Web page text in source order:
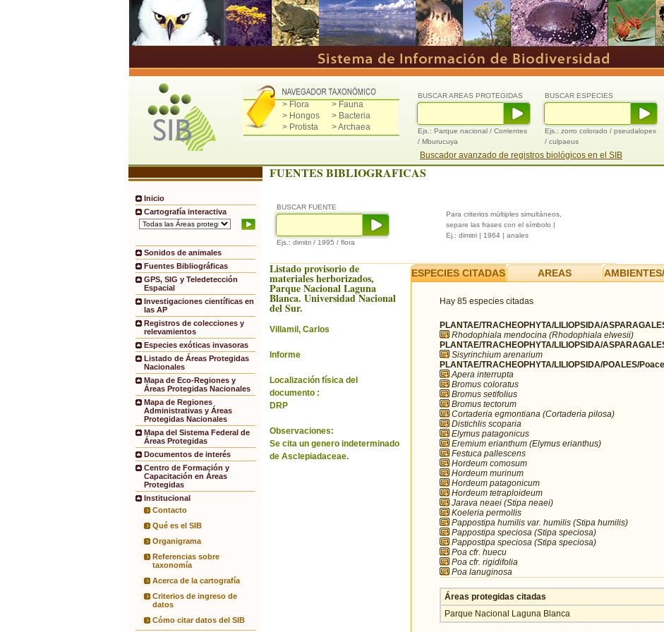
> Flora
> Fauna
> Hongos
> Bacteria
> Protista
> Archaea
BUSCAR ESPECIES
Ejs.: zorro colorado / pseudalopex
/ culpaeus
BUSCAR AREAS PROTEGIDAS
Ejs.: Parque nacional / Corrientes
/ Mburucuya
Buscador avanzado de registros biológicos en el SIB
Inicio
Cartografía interactiva
Sonidos de animales
Fuentes Bibliográficas
GPS, SIG y Teledetección
Espacial
Investigaciones científicas en
las AP
Registros de colecciones y
relevamientos
Especies exóticas invasoras
Listado de Áreas Protegidas
Nacionales
Mapa de Eco-Regiones y
Áreas Protegidas Nacionales
Mapa de Regiones
Administrativas y Áreas
Protegidas Nacionales
Mapa del Sistema Federal de
Áreas Protegidas
Documentos de interés
Centro de Formación y
Capacitación en Áreas
Protegidas
Institucional
Contacto
Qué es el SIB
Organigrama
Referencias sobre
taxonomía
Acerca de la cartografía
Criterios de ingreso de
datos
Cómo citar datos del SIB
FUENTES BIBLIOGRAFICAS
BUSCAR FUENTE
Ejs.: dimitri / 1995 / flora
Para criterios múltiples simultáneos,
separe las frases con el símbolo |
Ej.: dimitri | 1964 | anales
Listado provisorio de
materiales herborizados,
Parque Nacional Laguna
Blanca. Universidad Nacional
del Sur.
Villamil, Carlos
Informe
Localización física del
documento :
DRP
Observaciones:
Se cita un genero indeterminado
de Asclepiadaceae.
ESPECIES CITADAS AREAS
Hay 85 especies citadas
PLANTAE/TRACHEOPHYTA/LILIOPSIDA/
Rhodophiala mendocina (Rhodophiala elwesii)
PLANTAE/TRACHEOPHYTA/LILIOPSIDA/
Sisyrinchium arenarium
PLANTAE/TRACHEOPHYTA/LILIOPSIDA/POALES/
Apera interrupta
Bromus coloratus
Bromus setifolius
Bromus tectorum
Cortaderia egmontiana (Cortaderia pilosa)
Distichlis scoparia
Elymus patagonicus
Eremium erianthum (Elymus erianthus)
Festuca pallescens
Hordeum comosum
Hordeum murinum
Hordeum patagonicum
Hordeum tetraploideum
Jarava neaei (Stipa neaei)
Koeleria permollis
Pappostipa humilis var. humilis (Stipa humilis)
Pappostipa speciosa (Stipa speciosa)
Pappostipa speciosa (Stipa speciosa)
Poa cfr. huecu
Poa cfr. rigidifolia
Poa lanuginosa
Áreas protegidas citadas
Parque Nacional Laguna Blanca